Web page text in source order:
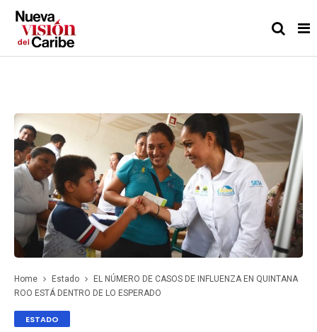
Home Estado
EL NÚMERO DE CASOS DE INFLUENZA EN QUINTANA
ROO ESTÁ DENTRO DE LO ESPERADO
ESTADO